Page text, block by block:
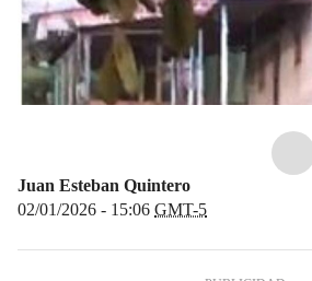
Juan Esteban Quintero
02/01/2026 - 15:06 GMT-5